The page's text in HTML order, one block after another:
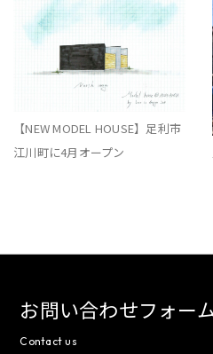
【NEW MODEL HOUSE】足利市
江川町に4月オープン
お問い合わせフォー
Contact us